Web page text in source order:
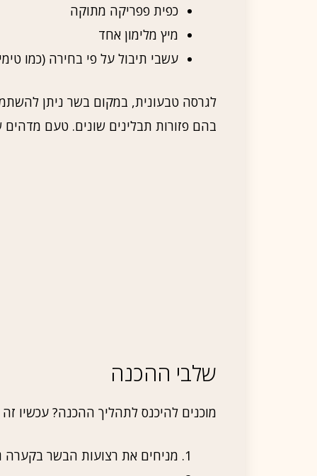
כפית פפריקה מתוקה
מיץ מלימון אחד
עשבי תיבול על פי בחירה (כמו
לגרסה טבעונית, במקום בשר ניתן
בהם פזורות תבלינים שונים. טעם
שלבי ההכנה
מוכנים להיכנס לתהליך ההכנה? עכשיו
מניחים את רצועות הבשר בקערה